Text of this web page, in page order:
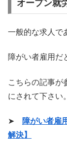
オープン就
一般的な求人で
障がい者雇用だ
こちらの記事が
にされて下さい。
➤
障がい者雇
解決】